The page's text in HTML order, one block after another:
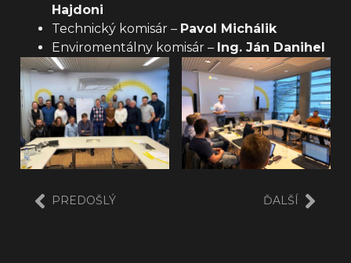
Hajdoni
Technický komisár – Pavol Michálik
Enviromentálny komisár – Ing. Ján Danihel
PREDOŠLÝ ĎALŠÍ